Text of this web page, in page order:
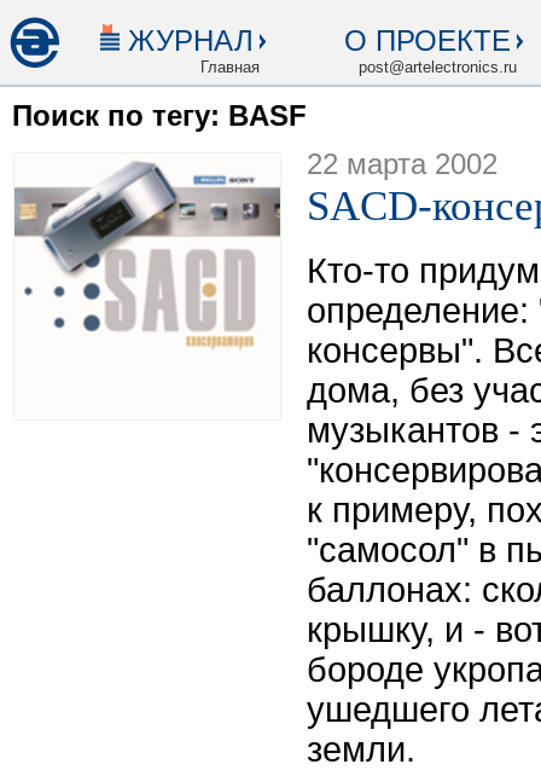
ЖУРНАЛ
Главная
О ПРОЕКТЕ
post@artelectronics.ru
Поиск по тегу: BASF
22 марта 2002
SACD-
Кто-то
консервы".
дома, без
музыкантов -
к примеру,
"самосол" в
баллонах:
крышку, и -
бороде
ушедшего
земли.